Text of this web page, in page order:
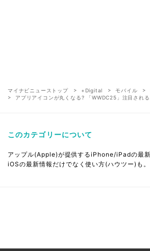
マイナビニューストップ +Digital モバイル
アプリアイコンが丸くなる? 「WWDC25」注目され
このカテゴリーについて
アップル(Apple)が提供するiPhone/iPadの最新
iOSの最新情報だけでなく使い方(ハウツー)も。